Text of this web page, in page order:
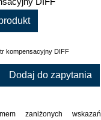
kompensacyjny DIFF
Dodaj do zapytania
zaniżonych wskazań